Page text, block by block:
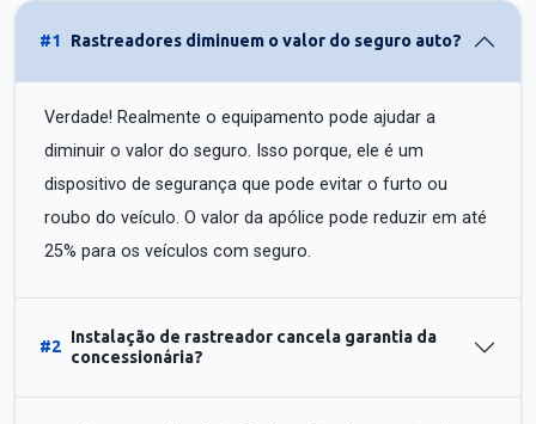
#1 Rastreadores diminuem o valor do seguro auto?
Verdade! Realmente o equipamento pode ajudar a
diminuir o valor do seguro. Isso porque, ele é um
dispositivo de segurança que pode evitar o furto ou
roubo do veículo. O valor da apólice pode reduzir em até
25% para os veículos com seguro.
#2
Instalação de rastreador cancela garantia da
concessionária?